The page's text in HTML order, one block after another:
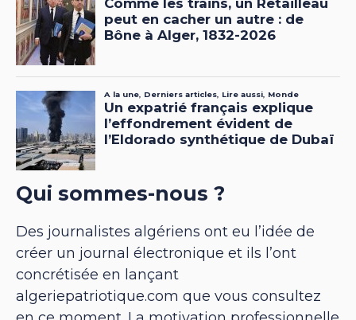
Qui sommes-nous ?
Des journalistes algériens ont eu l’idée de
créer un journal électronique et ils l’ont
concrétisée en lançant
algeriepatriotique.com que vous consultez